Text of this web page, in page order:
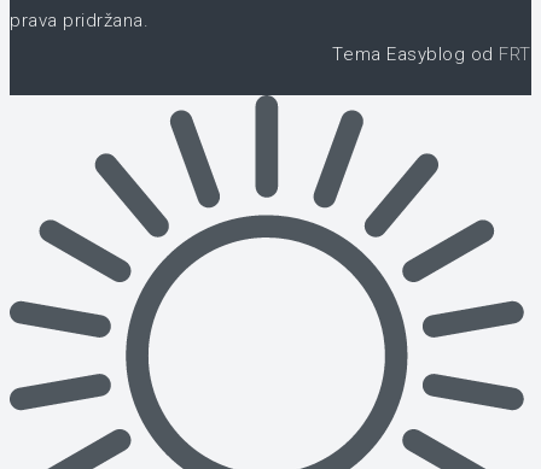
prava pridržana.
Tema Easyblog od FRT